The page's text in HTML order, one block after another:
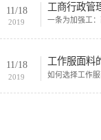
11/18
2019
工商行政管
一条为加强工：
11/18
2019
工作服面料
如何选择工作服